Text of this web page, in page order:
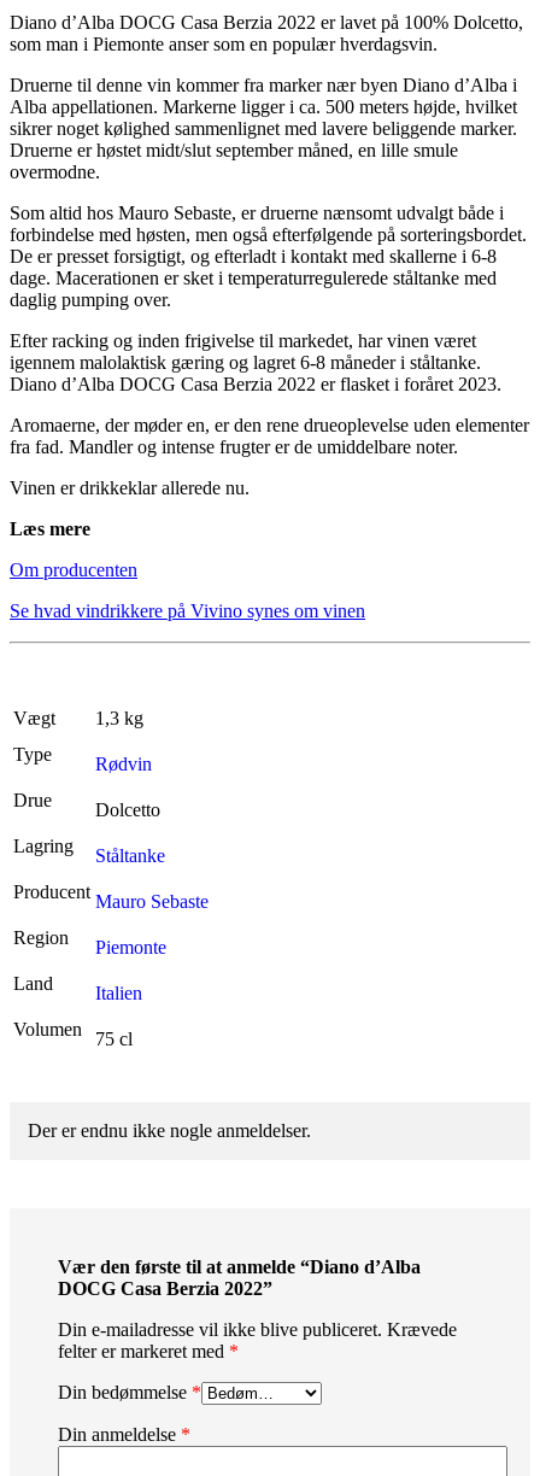
Diano d’Alba DOCG Casa Berzia 2022 er lavet på 100% Dolcetto,
som man i Piemonte anser som en populær hverdagsvin.
Druerne til denne vin kommer fra marker nær byen Diano d’Alba i
Alba appellationen. Markerne ligger i ca. 500 meters højde, hvilket
sikrer noget kølighed sammenlignet med lavere beliggende marker.
Druerne er høstet midt/slut september måned, en lille smule
overmodne.
Som altid hos Mauro Sebaste, er druerne nænsomt udvalgt både i
forbindelse med høsten, men også efterfølgende på sorteringsbordet.
De er presset forsigtigt, og efterladt i kontakt med skallerne i 6-8
dage. Macerationen er sket i temperaturregulerede ståltanke med
daglig pumping over.
Efter racking og inden frigivelse til markedet, har vinen været
igennem malolaktisk gæring og lagret 6-8 måneder i ståltanke.
Diano d’Alba DOCG Casa Berzia 2022 er flasket i foråret 2023.
Aromaerne, der møder en, er den rene drueoplevelse uden elementer
fra fad. Mandler og intense frugter er de umiddelbare noter.
Vinen er drikkeklar allerede nu.
Læs mere
Om producenten
Se hvad vindrikkere på Vivino synes om vinen
Vægt
1,3 kg
Type
Rødvin
Drue
Dolcetto
Lagring
Ståltanke
Producent Mauro Sebaste
Region
Piemonte
Land
Italien
Volumen
75 cl
Der er endnu ikke nogle anmeldelser.
Vær den første til at anmelde “Diano d’Alba
DOCG Casa Berzia 2022”
Din e-mailadresse vil ikke blive publiceret. Krævede
felter er markeret med *
Din bedømmelse *
Din anmeldelse *